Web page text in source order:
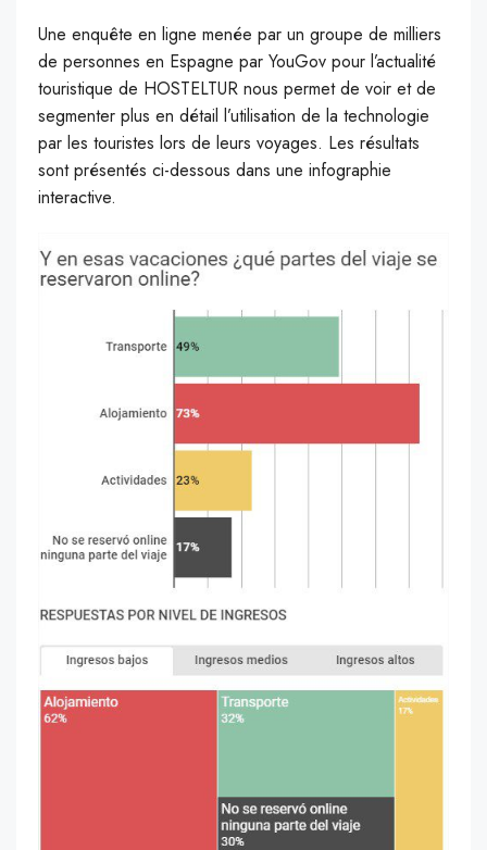
Une enquête en ligne menée par un groupe de milliers
de personnes en Espagne par YouGov pour l’actualité
touristique de HOSTELTUR nous permet de voir et de
segmenter plus en détail l’utilisation de la technologie
par les touristes lors de leurs voyages. Les résultats
sont présentés ci-dessous dans une infographie
interactive.